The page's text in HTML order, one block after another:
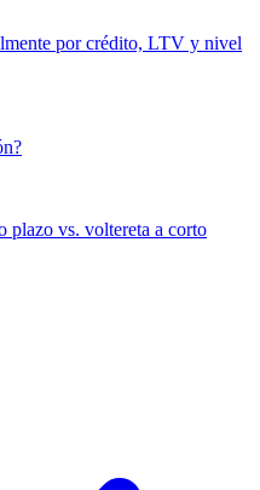
por crédito, LTV y nivel
plazo vs. voltereta a corto